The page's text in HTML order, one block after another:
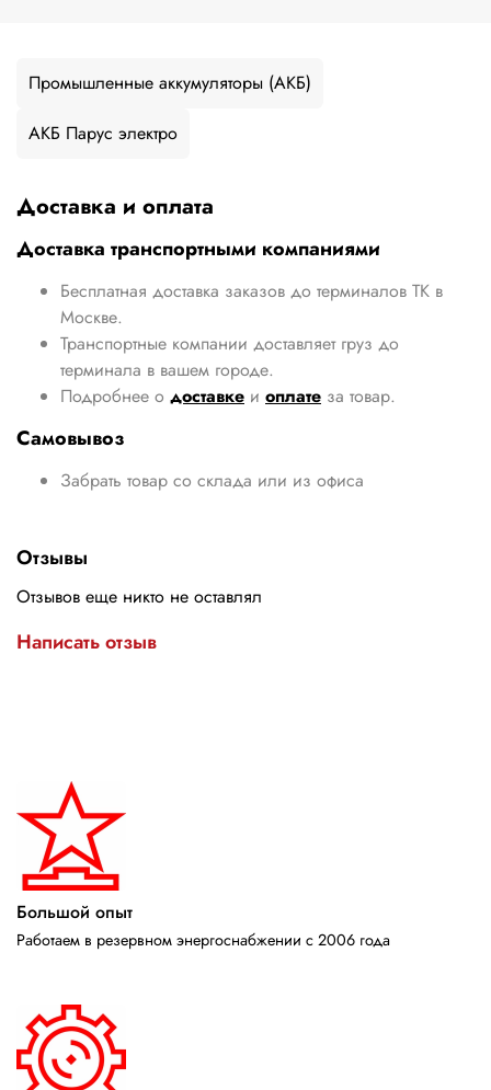
Промышленные аккумуляторы (АКБ)
АКБ Парус электро
Доставка и оплата
Доставка транспортными компаниями
Бесплатная доставка заказов до терминалов ТК в
Москве.
Транспортные компании доставляет груз до
терминала в вашем городе.
Подробнее о доставке и оплате за товар.
Самовывоз
Забрать товар со склада или из офиса
Отзывы
Отзывов еще никто не оставлял
Написать отзыв
Большой опыт
Работаем в резервном энергоснабжении с 2006 года